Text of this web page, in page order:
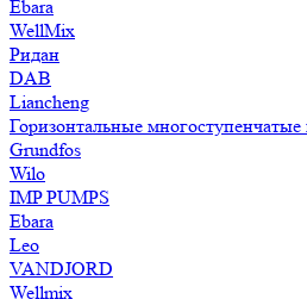
Ebara
WellMix
Ридан
DAB
Liancheng
Горизонтальные многоступенчатые
Grundfos
Wilo
IMP PUMPS
Ebara
Leo
VANDJORD
Wellmix